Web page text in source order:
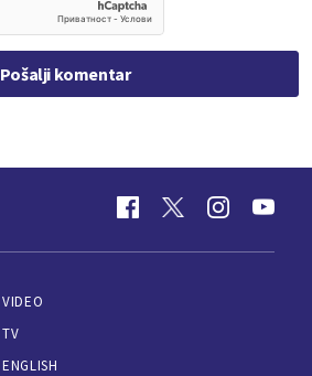
Pošalji komentar
VIDEO
TV
ENGLISH